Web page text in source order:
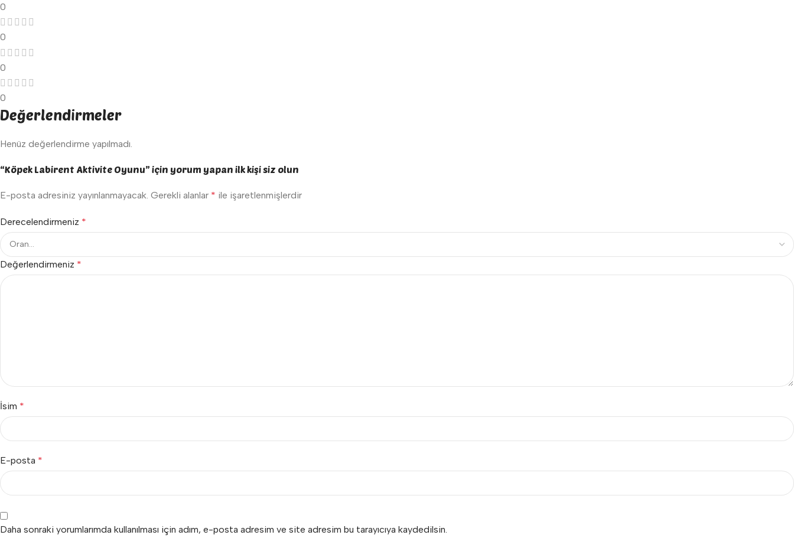
0
0
0
0
Değerlendirmeler
Henüz değerlendirme yapılmadı.
“Köpek Labirent Aktivite Oyunu” için yorum yapan ilk kişi siz olun
E-posta adresiniz yayınlanmayacak. Gerekli alanlar * ile işaretlenmişlerdir
Derecelendirmeniz *
Değerlendirmeniz *
İsim *
E-posta *
Daha sonraki yorumlarımda kullanılması için adım, e-posta adresim ve site adresim bu tarayıcıya kaydedilsin.